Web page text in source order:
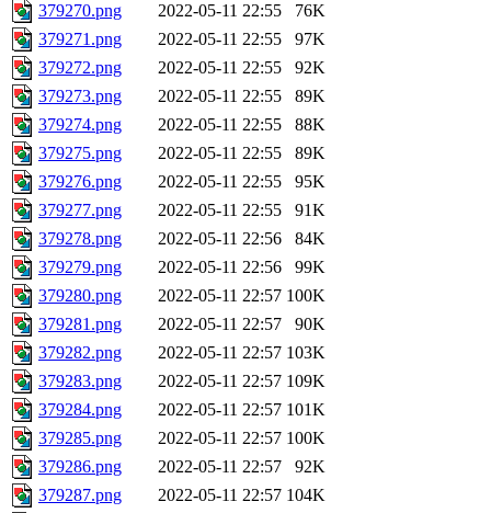
379270.png
2022-05-11 22:55
76K
379271.png
2022-05-11 22:55
97K
379272.png
2022-05-11 22:55
92K
379273.png
2022-05-11 22:55
89K
379274.png
2022-05-11 22:55
88K
379275.png
2022-05-11 22:55
89K
379276.png
2022-05-11 22:55
95K
379277.png
2022-05-11 22:55
91K
379278.png
2022-05-11 22:56
84K
379279.png
2022-05-11 22:56
99K
379280.png
2022-05-11 22:57 100K
379281.png
2022-05-11 22:57
90K
379282.png
2022-05-11 22:57 103K
379283.png
2022-05-11 22:57 109K
379284.png
2022-05-11 22:57 101K
379285.png
2022-05-11 22:57 100K
379286.png
2022-05-11 22:57
92K
379287.png
2022-05-11 22:57 104K